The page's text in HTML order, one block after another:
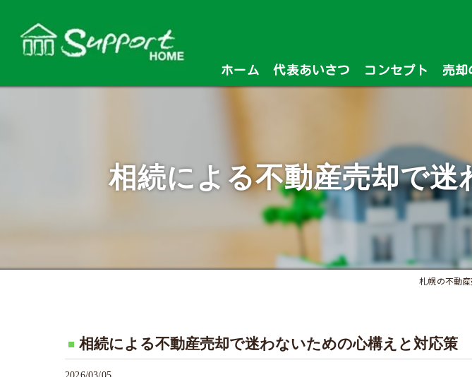
ホーム 代表あいさつ コンセプト 売却
相続による不動産売却で
札幌の不動
相続による不動産売却で迷わないための心構えと対応策